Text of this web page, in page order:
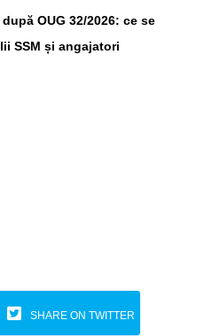
OUG 32/2026: ce se
SSM și angajatori
SHARE ON TWITTER